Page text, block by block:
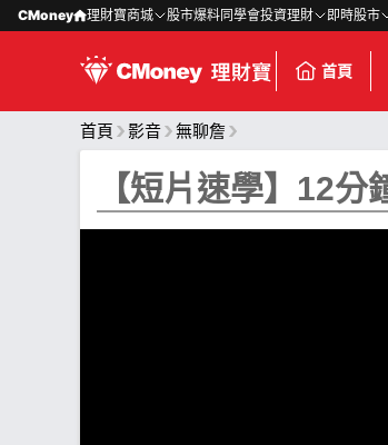
CMoney 理財寶商城 股市爆料同學會投資理財 即時股市
首頁
首頁 影音 無聊詹
【短片速學】12分